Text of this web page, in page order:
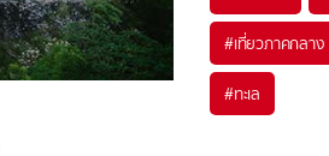
#เที่ยวภาคกลาง
#ทะเล